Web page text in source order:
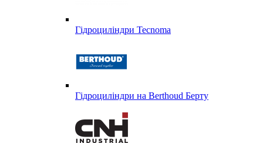
Гідроциліндри Tecnoma
Гідроциліндри на Berthoud Берту